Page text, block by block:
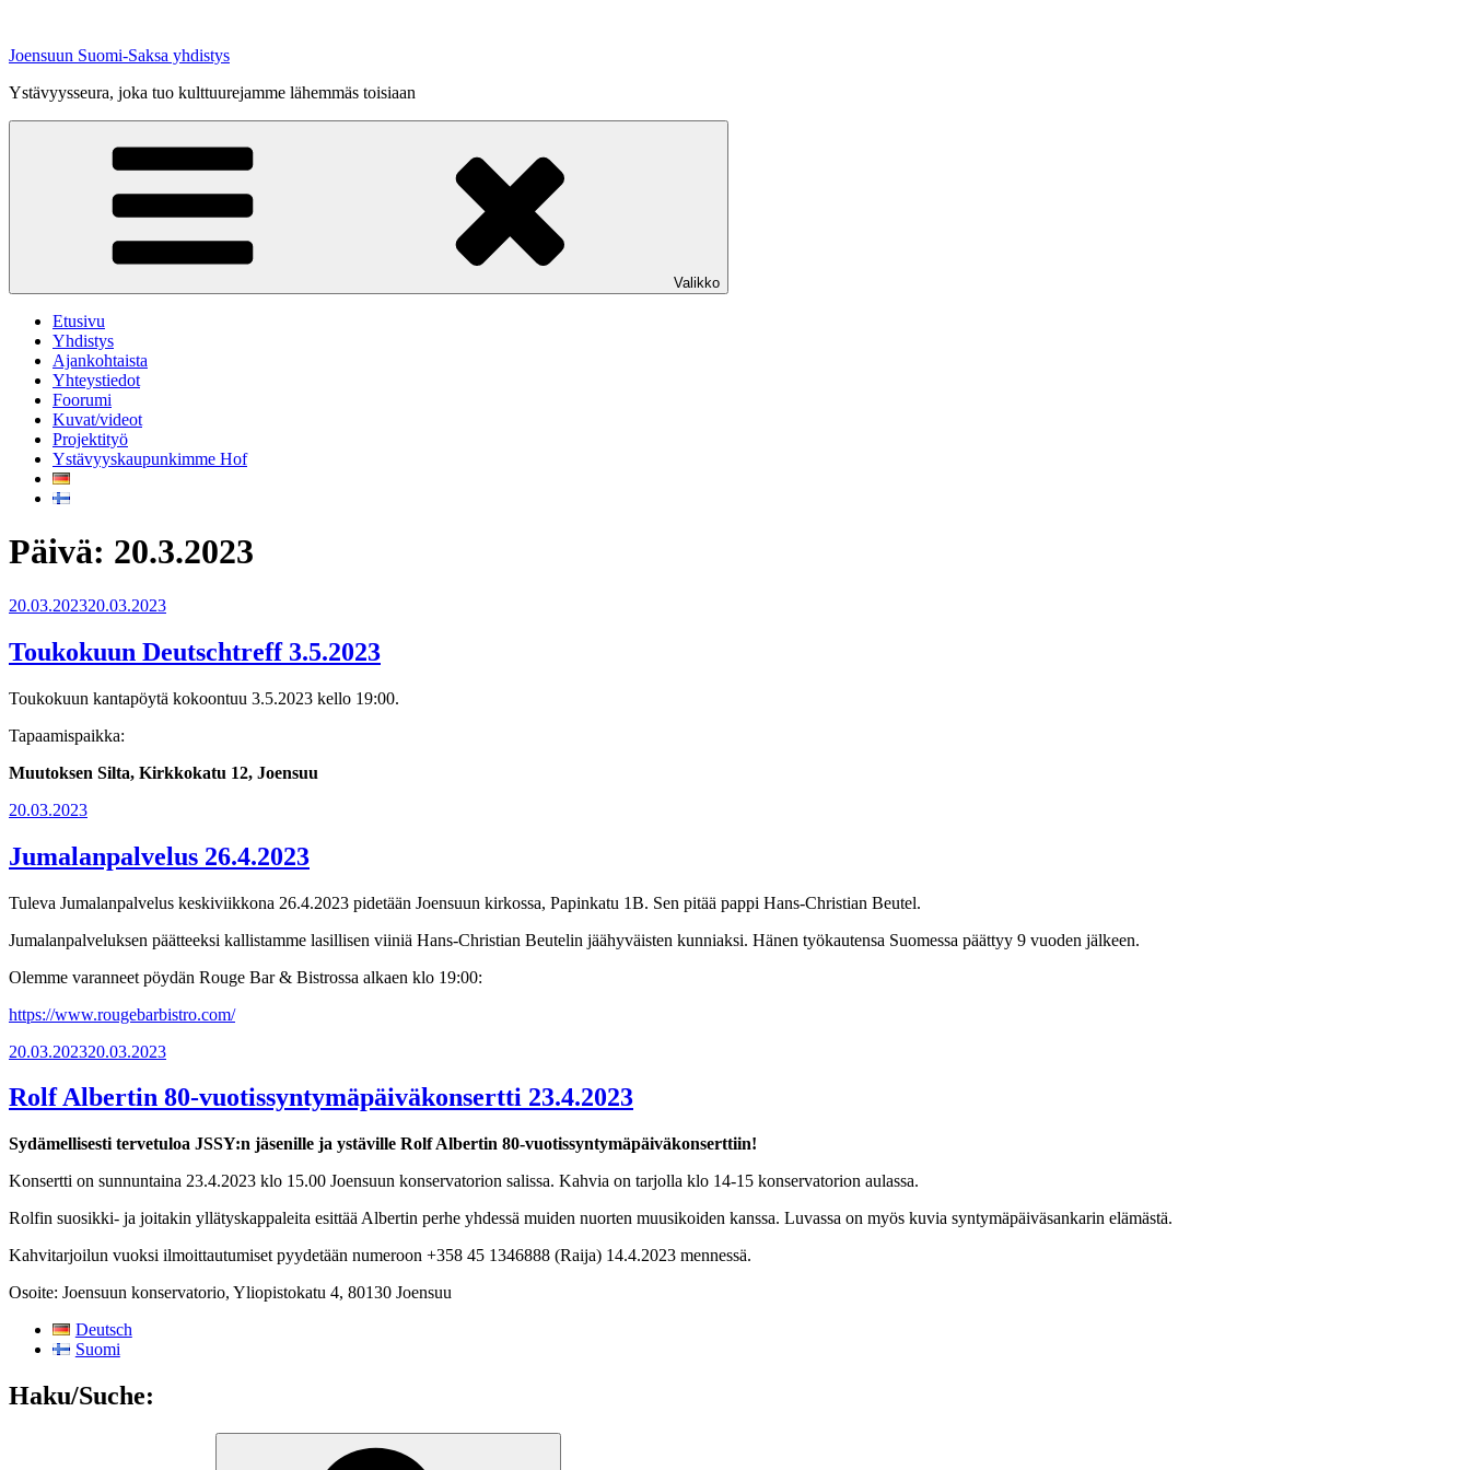
Joensuun Suomi-Saksa yhdistys
Ystävyysseura, joka tuo kulttuurejamme lähemmäs toisiaan
Valikko
Etusivu
Yhdistys
Ajankohtaista
Yhteystiedot
Foorumi
Kuvat/videot
Projektityö
Ystävyyskaupunkimme Hof
Päivä: 20.3.2023
Julkaistu
20.03.202320.03.2023
Toukokuun Deutschtreff 3.5.2023
Toukokuun kantapöytä kokoontuu 3.5.2023 kello 19:00.
Tapaamispaikka:
Muutoksen Silta, Kirkkokatu 12, Joensuu
Julkaistu
20.03.2023
Jumalanpalvelus 26.4.2023
Tuleva Jumalanpalvelus keskiviikkona 26.4.2023 pidetään Joensuun kirkossa, Papinkatu 1B. Sen pitää pappi Hans-Christian Beutel.
Jumalanpalveluksen päätteeksi kallistamme lasillisen viiniä Hans-Christian Beutelin jäähyväisten kunniaksi. Hänen työkautensa Suomessa päättyy 9 vuoden jälkeen.
Olemme varanneet pöydän Rouge Bar & Bistrossa alkaen klo 19:00:
https://www.rougebarbistro.com/
Julkaistu
20.03.202320.03.2023
Rolf Albertin 80-vuotissyntymäpäiväkonsertti 23.4.2023
Sydämellisesti tervetuloa JSSY:n jäsenille ja ystäville Rolf Albertin 80-vuotissyntymäpäiväkonserttiin!
Konsertti on sunnuntaina 23.4.2023 klo 15.00 Joensuun konservatorion salissa. Kahvia on tarjolla klo 14-15 konservatorion aulassa.
Rolfin suosikki- ja joitakin yllätyskappaleita esittää Albertin perhe yhdessä muiden nuorten muusikoiden kanssa. Luvassa on myös kuvia syntymäpäiväsankarin elämästä.
Kahvitarjoilun vuoksi ilmoittautumiset pyydetään numeroon +358 45 1346888 (Raija) 14.4.2023 mennessä.
Osoite: Joensuun konservatorio, Yliopistokatu 4, 80130 Joensuu
Deutsch
Suomi
Haku/Suche: